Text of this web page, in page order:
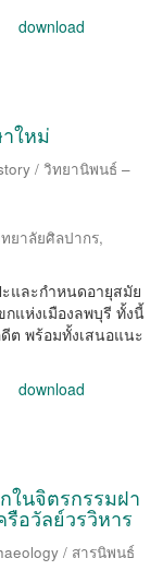
download
ใหม่
/ วิทยานิพนธ์ –
ยาลัยศิลปากร,
และกำหนดอายุสมัย
แห่งเมืองลพบุรี ทั้งนี้
ต พร้อมทั้งเสนอแนะ
download
ในจิตรกรรมฝา
อวัลย์วรวิหาร
/ สารนิพนธ์